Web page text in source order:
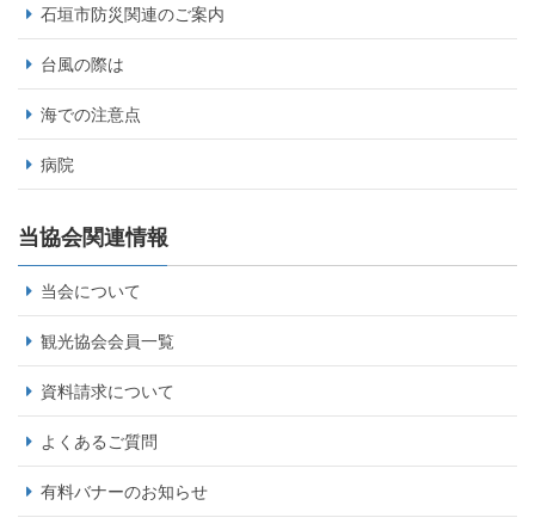
石垣市防災関連のご案内
台風の際は
海での注意点
病院
当協会関連情報
当会について
観光協会会員一覧
資料請求について
よくあるご質問
有料バナーのお知らせ